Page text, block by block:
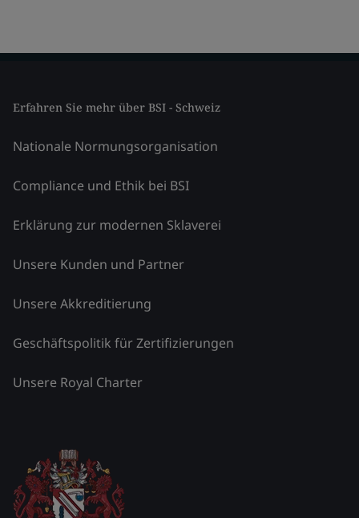
Erfahren Sie mehr über BSI - Schweiz
Nationale Normungsorganisation
Compliance und Ethik bei BSI
Erklärung zur modernen Sklaverei
Unsere Kunden und Partner
Unsere Akkreditierung
Geschäftspolitik für Zertifizierungen
Unsere Royal Charter